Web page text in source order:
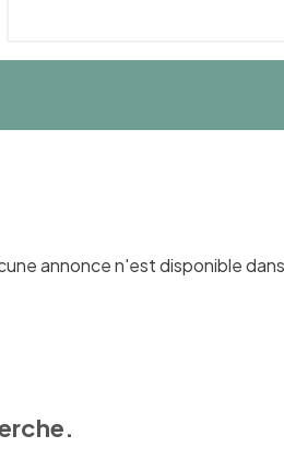
annonce n'est disponible